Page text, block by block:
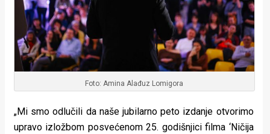
Foto: Amina Alađuz Lomigora
„Mi smo odlučili da naše jubilarno peto izdanje otvorimo
upravo izložbom posvećenom 25. godišnjici filma ‘Ničija